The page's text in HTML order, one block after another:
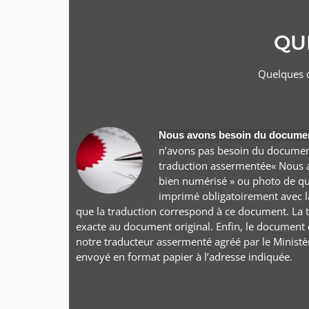
Quelques
Nous avons besoin du
n’avons pas besoin du
traduction assermentée«
bien numérisé » ou photo de
imprimé obligatoirement avec
que la traduction correspond à ce document.
exacte au document original. Enfin, le document
notre traducteur assermenté agréé par le
envoyé en format papier à l’adresse indiquée.